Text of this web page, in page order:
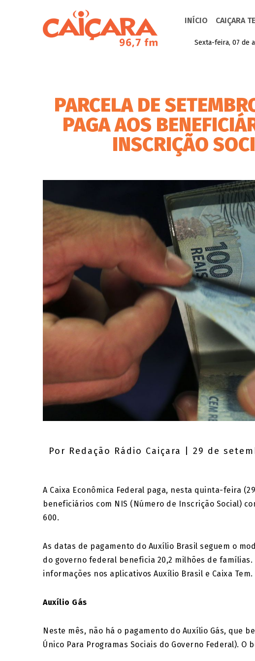
INÍCIO CAIÇARA
Sexta-feira, 07 de
PARCELA DE
PAGA AOS
INSCRIÇÃO
Por Redação Rádio Caiçara | 29 de
A Caixa Econômica Federal paga, nesta quinta-feira
beneficiários com NIS (Número de Inscrição Social)
600.
As datas de pagamento do Auxílio Brasil seguem o
do governo federal beneficia 20,2 milhões de
informações nos aplicativos Auxílio Brasil e Caixa Tem.
Auxílio Gás
Neste mês, não há o pagamento do Auxílio Gás, que
Único Para Programas Sociais do Governo Federal).